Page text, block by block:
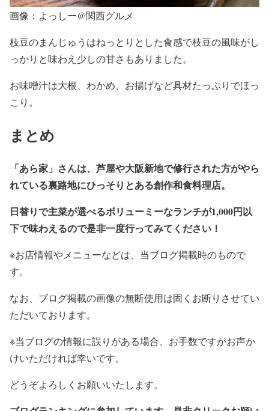
画像：よっしー@関西グルメ
枝豆のまんじゅうはねっとりとした食感で枝豆の風味がし
っかりと味わえ少しの甘さもありました。
お味噌汁は大根、わかめ、お揚げなど具材たっぷりでほっ
こり。
まとめ
「あら家」さんは、芦屋や大阪新地で修行された方がやら
れている裏路地にひっそりとある創作和食料理店。
日替りで主菜が選べるボリューミーなランチが1,000円以
下で味わえるので是非一度行ってみてください！
※お店情報やメニューなどは、当ブログ掲載時のもので
す。
なお、ブログ掲載の画像の無断使用は固くお断りさせてい
ただいております。
※当ブログの情報に誤りがある場合、お手数ですがお声か
けいただければ幸いです。
どうぞよろしくお願いいたします。